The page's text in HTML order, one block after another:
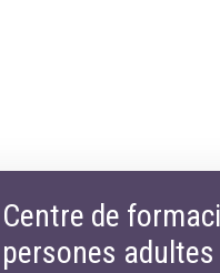
Centre de
persones